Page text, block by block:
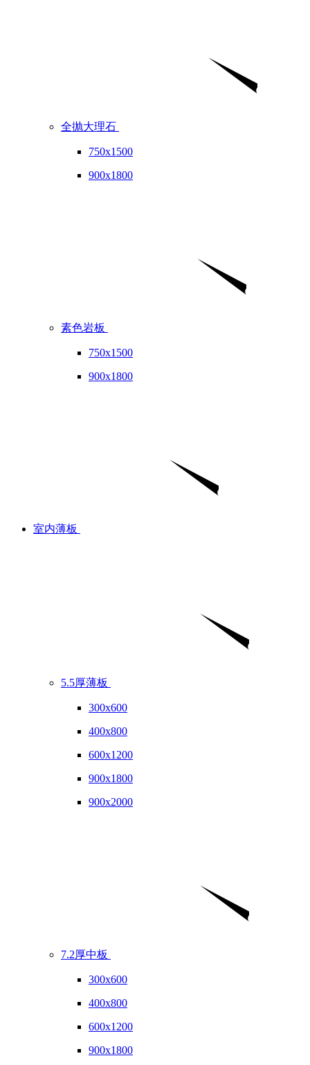
全抛大理石
750x1500
900x1800
素色岩板
750x1500
900x1800
室内薄板
5.5厚薄板
300x600
400x800
600x1200
900x1800
900x2000
7.2厚中板
300x600
400x800
600x1200
900x1800